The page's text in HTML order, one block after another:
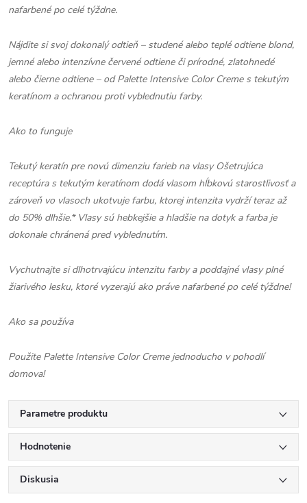
nafarbené po celé týždne.
Nájdite si svoj dokonalý odtieň – studené alebo teplé odtiene blond,
jemné alebo intenzívne červené odtiene či prírodné, zlatohnedé
alebo čierne odtiene – od Palette Intensive Color Creme s tekutým
keratínom a ochranou proti vyblednutiu farby.
Ako to funguje
Tekutý keratín pre novú dimenziu farieb na vlasy Ošetrujúca
receptúra s tekutým keratínom dodá vlasom hĺbkovú starostlivosť a
zároveň vo vlasoch ukotvuje farbu, ktorej intenzita vydrží teraz až
do 50% dlhšie.* Vlasy sú hebkejšie a hladšie na dotyk a farba je
dokonale chránená pred vyblednutím.
Vychutnajte si dlhotrvajúcu intenzitu farby a poddajné vlasy plné
žiarivého lesku, ktoré vyzerajú ako práve nafarbené po celé týždne!
Ako sa používa
Použite Palette Intensive Color Creme jednoducho v pohodlí
domova!
Parametre produktu
Hodnotenie
Diskusia